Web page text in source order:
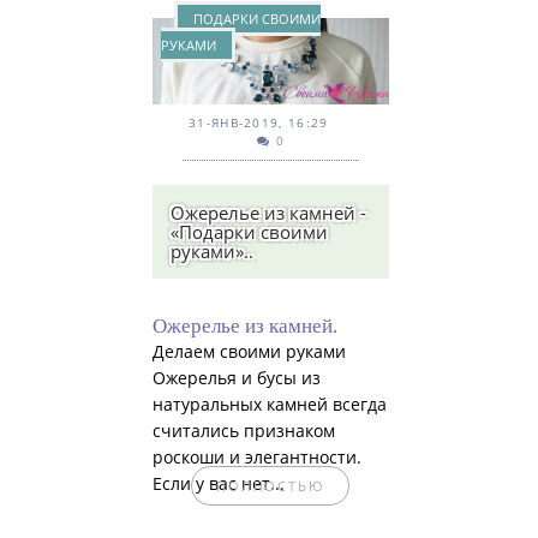
ПОДАРКИ СВОИМИ
РУКАМИ
31-ЯНВ-2019, 16:29
0
Ожерелье из камней -
«Подарки своими
руками»..
Ожерелье из камней.
Делаем своими руками
Ожерелья и бусы из
натуральных камней всегда
считались признаком
роскоши и элегантности.
Если у вас нет...
ПОЛНОСТЬЮ